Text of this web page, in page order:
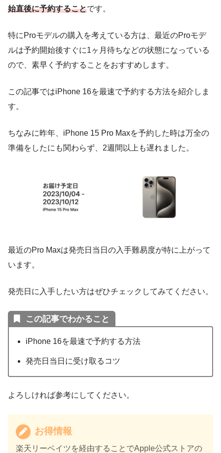
始直後に予約することです。
特にProモデルの購入を考えている方は、最近のProモデ
ルは予約開始後すぐに1ヶ月待ちなどの状態になっている
ので、素早く予約することをおすすめします。
この記事ではiPhone 16を最速で予約する方法を紹介しま
す。
ちなみに昨年、iPhone 15 Pro Maxを予約した時は万全の
準備をしたにも関わらず、2週間以上も遅れました。
最近のPro Maxは発売日当日の入手難易度が特に上がって
います。
発売日に入手したい方はぜひチェックしてみてください。
この記事でわかること
iPhone 16を最速で予約する方法
発売日当日に受け取るコツ
よろしければ参考にしてください。
お得情報
楽天リーベイツを経由することでApple公式ストアの